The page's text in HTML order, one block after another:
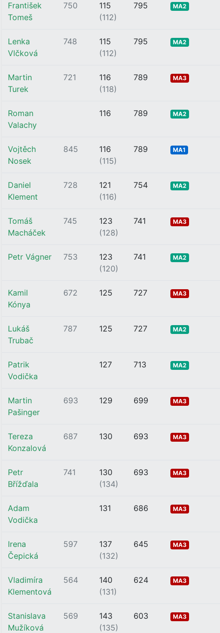
František
Tomeš
750
115
(112)
795 MA2
Lenka
Vlčková
748
115
(112)
795 MA2
Martin
Turek
721
116
(118)
789 MA3
Roman
Valachy
116 789 MA2
Vojtěch
Nosek
845
116
(115)
789 MA1
Daniel
Klement
728
121
(116)
754 MA2
Tomáš
Macháček
745
123
(128)
741 MA3
Petr Vágner 753
123
(120)
741 MA2
Kamil
Kónya
672 125 727 MA3
Lukáš
Trubač
787 125 727 MA2
Patrik
Vodička
127 713 MA2
Martin
Pašinger
693 129 699 MA3
Tereza
Konzalová
687 130 693 MA3
Petr
Břížďala
741
130
(134)
693 MA3
Adam
Vodička
131 686 MA3
Irena
Čepická
597
137
(132)
645 MA3
Vladimíra
Klementová
564
140
(131)
624 MA3
Stanislava
Mužíková
569
143
(135)
603 MA3